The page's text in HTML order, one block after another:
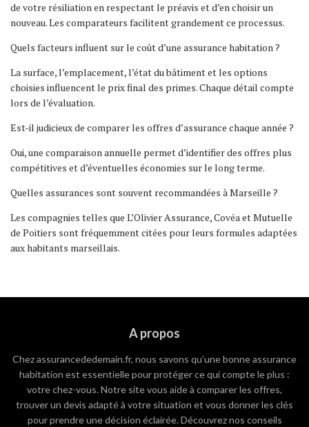
de votre résiliation en respectant le préavis et d’en choisir un
nouveau. Les comparateurs facilitent grandement ce processus.
Quels facteurs influent sur le coût d’une assurance habitation ?
La surface, l’emplacement, l’état du bâtiment et les options
choisies influencent le prix final des primes. Chaque détail compte
lors de l’évaluation.
Est-il judicieux de comparer les offres d’assurance chaque année ?
Oui, une comparaison annuelle permet d’identifier des offres plus
compétitives et d’éventuelles économies sur le long terme.
Quelles assurances sont souvent recommandées à Marseille ?
Les compagnies telles que L’Olivier Assurance, Covéa et Mutuelle
de Poitiers sont fréquemment citées pour leurs formules adaptées
aux habitants marseillais.
A propos
Chez assurancededemain.fr, nous savons qu’une bonne assurance
habitation est essentielle pour protéger ce qui compte le plus :
votre chez-vous. Notre site vous aide à comparer les offres,
trouver un devis adapté à votre situation et vous donner les clés
pour prendre une décision éclairée. Découvrez nos conseils